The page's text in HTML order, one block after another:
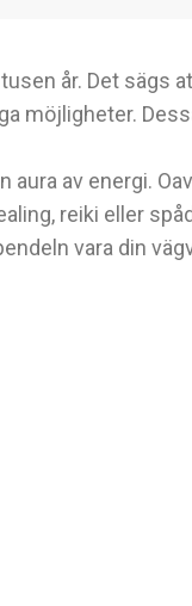
år. Det sägs
möjligheter.
aura av energi.
reiki eller
vara din